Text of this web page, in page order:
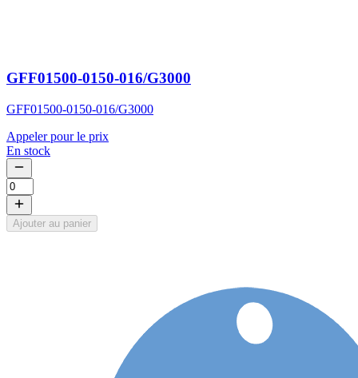
GFF01500-0150-016/G3000
GFF01500-0150-016/G3000
Appeler pour le prix
En stock
Ajouter au panier